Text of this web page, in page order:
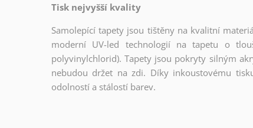
Tisk nejvyšší kvality
Samolepící tapety jsou tištěny na kvalitní
moderní UV-led technologií na tapetu o
polyvinylchlorid). Tapety jsou pokryty silným
nebudou držet na zdi. Díky inkoustovému
odolností a stálostí barev.